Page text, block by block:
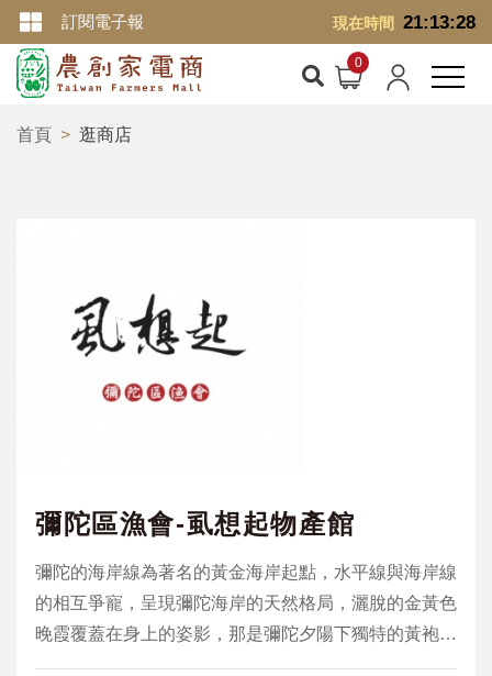
現在時間 21:13:29
訂閱電子報
首頁 逛商店
彌陀區漁會-虱想起物產館
彌陀的海岸線為著名的黃金海岸起點，水平線與海岸線
的相互爭寵，呈現彌陀海岸的天然格局，灑脫的金黃色
晚霞覆蓋在身上的姿影，那是彌陀夕陽下獨特的黃袍加
身，倚靠在防波堤的另一端，更是純樸的一片天地，古